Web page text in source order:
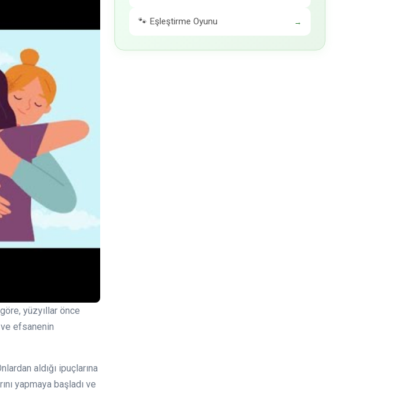
yüzyıllar önce
efsanenin
aldığı ipuçlarına
yapmaya başladı ve
🐾 Eşleştirme Oyunu →